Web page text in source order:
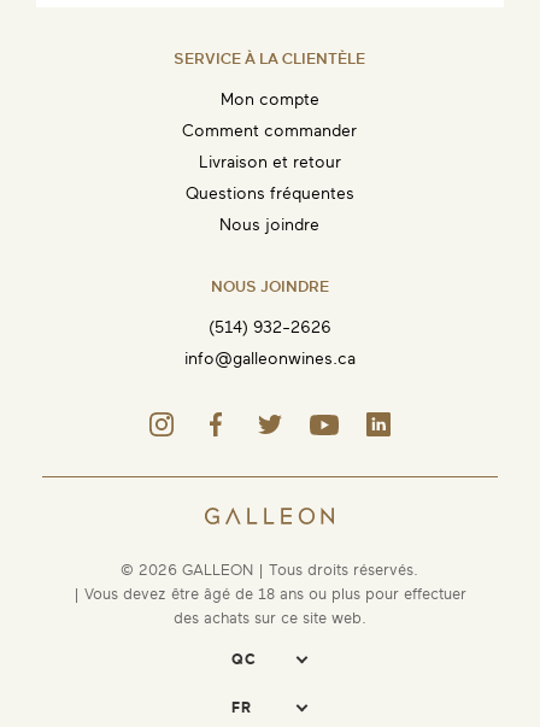
SERVICE À LA CLIENTÈLE
Mon compte
Comment commander
Livraison et retour
Questions fréquentes
Nous joindre
NOUS JOINDRE
(514) 932-2626
info@galleonwines.ca
© 2026 GALLEON | Tous droits réservés.
| Vous devez être âgé de 18 ans ou plus pour effectuer
des achats sur ce site web.